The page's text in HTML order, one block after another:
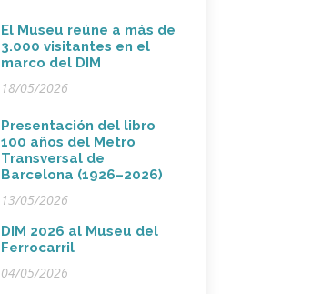
El Museu reúne a más de
3.000 visitantes en el
marco del DIM
18/05/2026
Presentación del libro
100 años del Metro
Transversal de
Barcelona (1926–2026)
13/05/2026
DIM 2026 al Museu del
Ferrocarril
04/05/2026